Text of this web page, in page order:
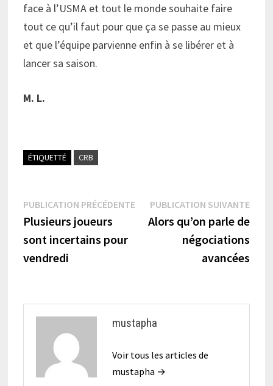
face à l’USMA et tout le monde souhaite faire
tout ce qu’il faut pour que ça se passe au mieux
et que l’équipe parvienne enfin à se libérer et à
lancer sa saison.
M. L.
ÉTIQUETTÉ CRB
Navigation
de
l’article
PUBLICATION PRÉCÉDENTEPublication
précédente :
Plusieurs joueurs
sont incertains pour
vendredi
PUBLICATION SUIVANTE
Alors qu’on parle de
négociations
avancées
mustapha
Voir tous les articles de
mustapha →